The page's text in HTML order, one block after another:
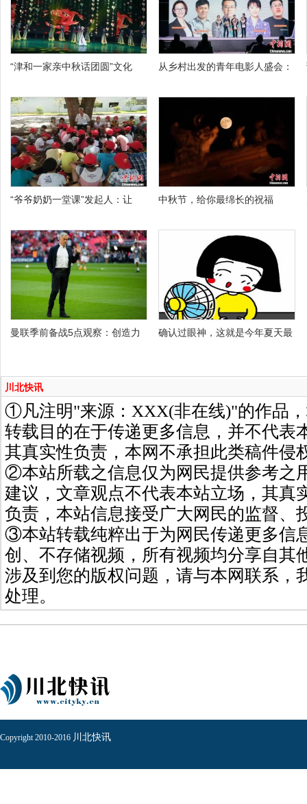
“津和一家亲中秋话团圆”文化 从乡村出发的青年电影人盛会：
“爷爷奶奶一堂课”发起人：让 中秋节，给你最绵长的祝福
曼联季前备战5点观察：创造力 确认过眼神，这就是今年夏天最
川北快讯
①凡注明"来源：XXX(非在线)"的作品
转载目的在于传递更多信息，并不代表
其真实性负责，本网不承担此类稿件侵
②本站所载之信息仅为网民提供参考之
建议，文章观点不代表本站立场，其真
负责，本站信息接受广大网民的监督、
③本站转载纯粹出于为网民传递更多信
创、不存储视频，所有视频均分享自其
涉及到您的版权问题，请与本网联系，
处理。
Copyright 2010-2016 川北快讯